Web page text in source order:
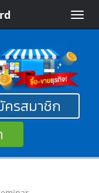
Toggle
ครสมาชิก